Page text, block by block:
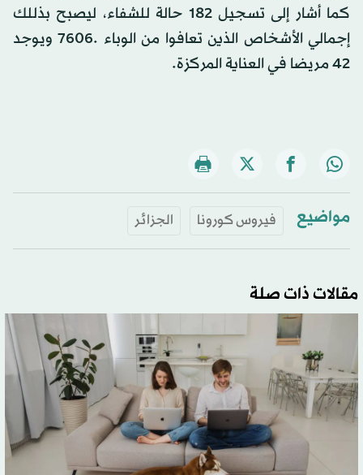
كما أشار إلى تسجيل 182 حالة للشفاء، ليصبح بذللك
إجمالي الأشخاص الذين تعافوا من الوباء .7606 ويوجد
42 مريضا في العناية المركزة.
مواضيع فيروس كورونا الجزائر
مقالات ذات صلة